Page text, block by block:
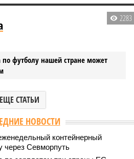
2283
футболу нашей стране может
ЕЩЕ СТАТЬИ
НОВОСТИ
контейнерный
через Севморпуть